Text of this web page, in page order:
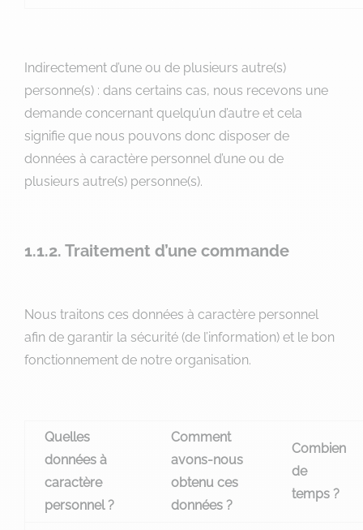
Indirectement d’une ou de plusieurs autre(s)
personne(s) : dans certains cas, nous recevons une
demande concernant quelqu’un d’autre et cela
signifie que nous pouvons donc disposer de
données à caractère personnel d’une ou de
plusieurs autre(s) personne(s).
1.1.2. Traitement d’une commande
Nous traitons ces données à caractère personnel
afin de garantir la sécurité (de l’information) et le bon
fonctionnement de notre organisation.
Quelles
données à
caractère
personnel ?
Comment
avons-nous
obtenu ces
données ?
Combien
de
temps ?